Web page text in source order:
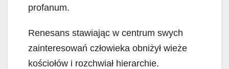
profanum.
Renesans stawiając w centrum swych
zainteresowań człowieka obniżył wieże
kościołów i rozchwiał hierarchie.